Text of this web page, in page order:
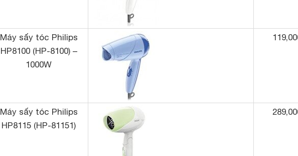
Máy sấy tóc Philips
HP8100 (HP-8100) –
1000W
Máy sấy tóc Philips
HP8115 (HP-81151)